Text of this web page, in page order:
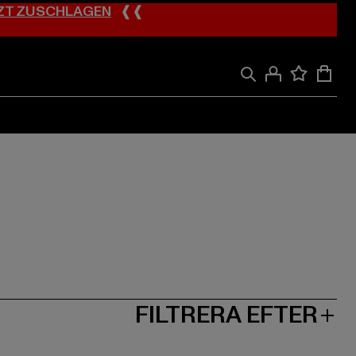
ZUSCHLAGEN❰❰
FILTRERA EFTER